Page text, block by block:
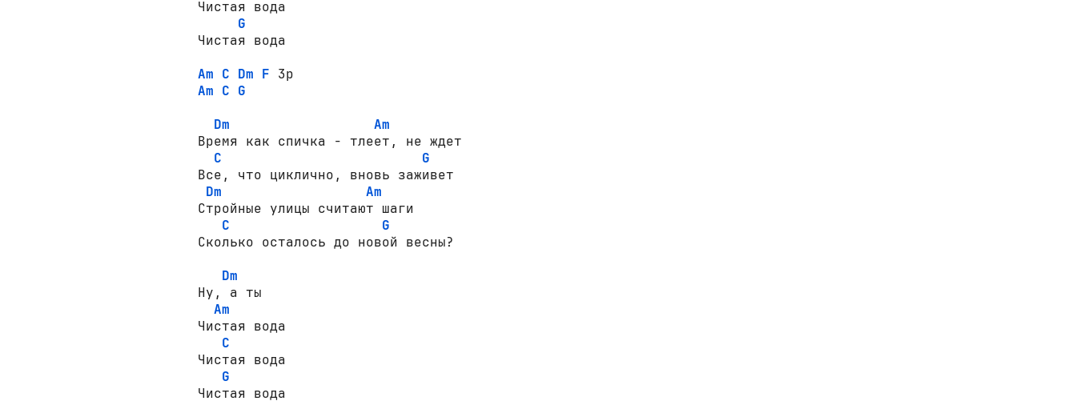
Чистая вода
G
Чистая вода
Am C Dm F
Am C G
Dm
Am
Время как спичка - тлеет, не ждет
C
G
Все, что циклично, вновь заживет
Dm
Am
Стройные улицы считают шаги
C
G
Сколько осталось до новой весны?
Dm
Ну, а ты
Am
Чистая вода
C
Чистая вода
G
Чистая вода